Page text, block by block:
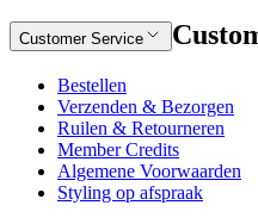
Customer Service
Bestellen
Verzenden & Bezorgen
Ruilen & Retourneren
Member Credits
Algemene Voorwaarden
Styling op afspraak